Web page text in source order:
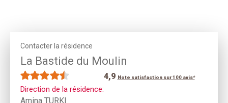
Contacter la résidence
La Bastide du Moulin
4,9 Note satisfaction sur 100 avis*
Direction de la résidence:
Amina TURKI